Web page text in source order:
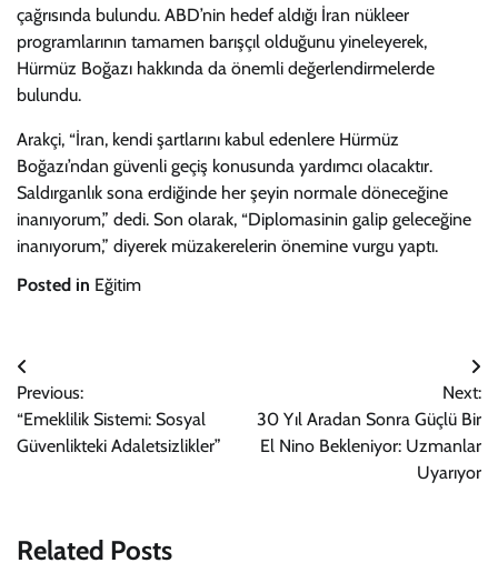
çağrısında bulundu. ABD’nin hedef aldığı İran nükleer
programlarının tamamen barışçıl olduğunu yineleyerek,
Hürmüz Boğazı hakkında da önemli değerlendirmelerde
bulundu.
Arakçi, “İran, kendi şartlarını kabul edenlere Hürmüz
Boğazı’ndan güvenli geçiş konusunda yardımcı olacaktır.
Saldırganlık sona erdiğinde her şeyin normale döneceğine
inanıyorum,” dedi. Son olarak, “Diplomasinin galip geleceğine
inanıyorum,” diyerek müzakerelerin önemine vurgu yaptı.
Posted in Eğitim
Yazı
gezinmesi
Previous:
“Emeklilik Sistemi: Sosyal
Güvenlikteki Adaletsizlikler”
Next:
30 Yıl Aradan Sonra Güçlü Bir
El Nino Bekleniyor: Uzmanlar
Uyarıyor
Related Posts